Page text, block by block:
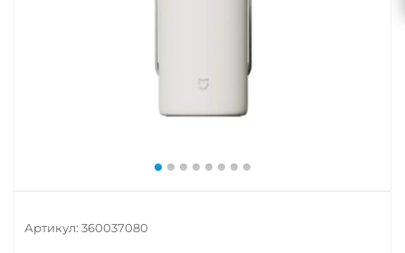
Артикул: 360037080